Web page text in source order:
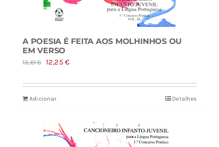
A POESIA É FEITA AOS MOLHINHOS OU
EM VERSO
13,61€
O
original
era:
12,25€O
atual
Adicionar Detalhes